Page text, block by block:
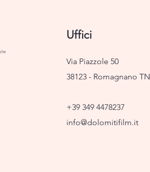
Uffici
Via Piazzole 50
38123 - Romagnano TN
+39 349 4478237
info@dolomitifilm.it